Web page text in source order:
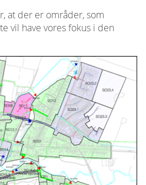
at der er områder, som
vil have vores fokus i den